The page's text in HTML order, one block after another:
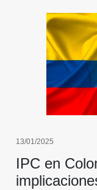
13/01/2025
IPC en